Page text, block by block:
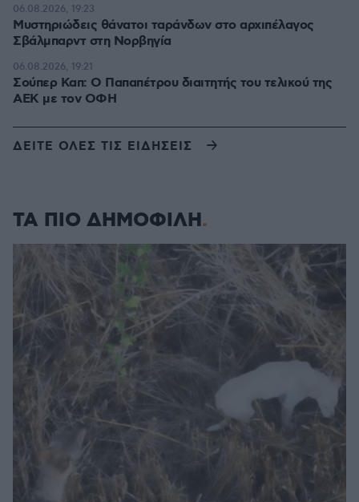
Μυστηριώδεις θάνατοι ταράνδων στο αρχιπέλαγος
Σβάλμπαρντ στη Νορβηγία
06.08.2026, 19:23
Σούπερ Καπ: Ο Παπαπέτρου διαιτητής του τελικού της
ΑΕΚ με τον ΟΦΗ
06.08.2026, 19:21
ΔΕΙΤΕ ΟΛΕΣ ΤΙΣ ΕΙΔΗΣΕΙΣ
ΤΑ ΠΙΟ ΔΗΜΟΦΙΛΗ